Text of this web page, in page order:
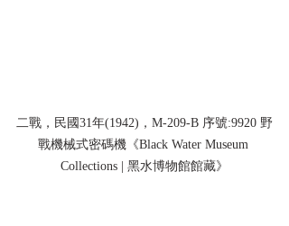
二戰，民國31年(1942)，M-209-B 序號:9920 野
戰機械式密碼機《Black Water Museum
Collections | 黑水博物館館藏》